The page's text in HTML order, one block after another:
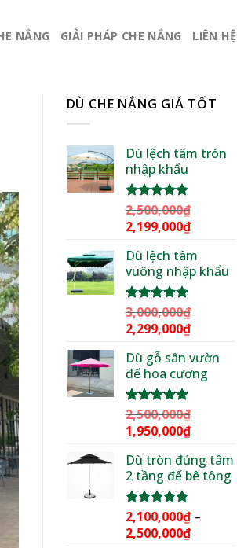
NẮNG GIẢI PHÁP CHE NẮNG LIÊN HỆ
DÙ CHE NẮNG GIÁ TỐT
Dù lệch tâm tròn
nhập khẩu
Được xếp
hạng5.00
5 sao
2,500,000₫
Giá
là:
2,500,000₫.
2,199,000₫Giá
tại
là:
Dù lệch tâm
vuông nhập khẩu
Được xếp
hạng5.00
5 sao
3,000,000₫
Giá
là:
3,000,000₫.
2,299,000₫Giá
tại
là:
Dù gỗ sân vườn
đế hoa cương
Được xếp
hạng5.00
5 sao
2,500,000₫
Giá
là:
2,500,000₫.
1,950,000₫Giá
tại
là:
Dù tròn đúng tâm
2 tầng đế bê tông
Được xếp
hạng5.00
5 sao
2,100,000₫ –
2,500,000₫Khoảng